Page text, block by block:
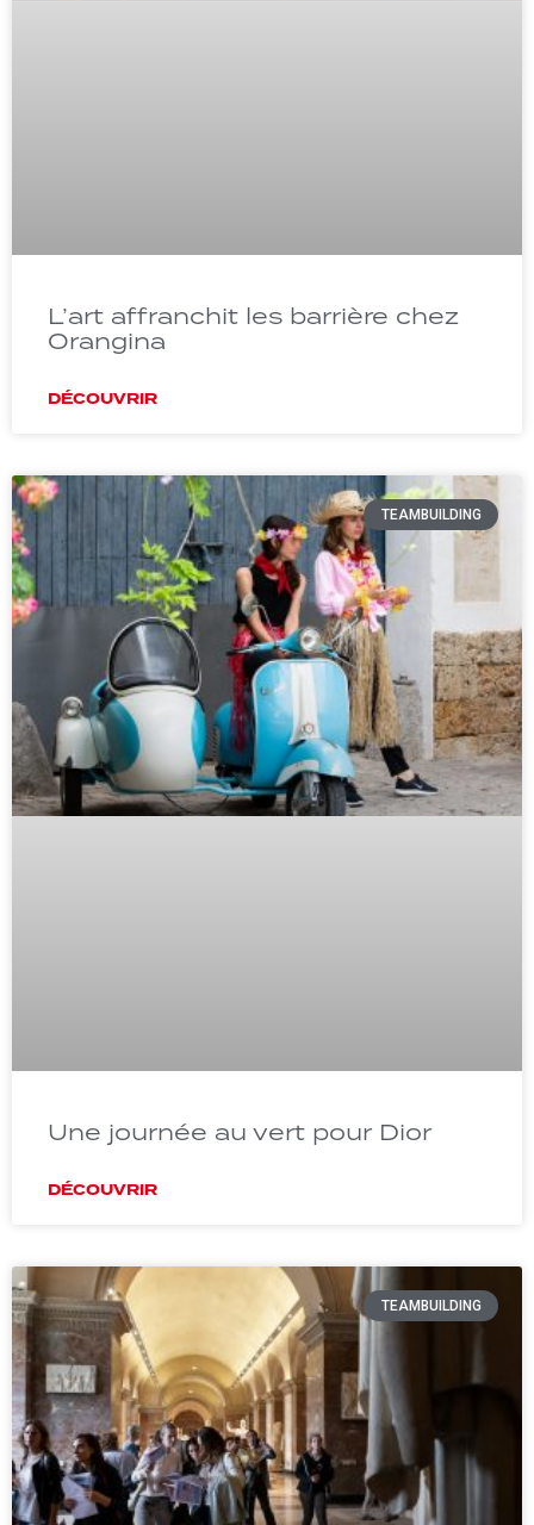
L’art affranchit les barrière chez
Orangina
DÉCOUVRIR
TEAMBUILDING
Une journée au vert pour Dior
DÉCOUVRIR
TEAMBUILDING